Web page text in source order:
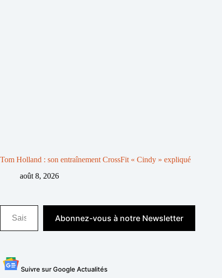
Tom Holland : son entraînement CrossFit « Cindy » expliqué
août 8, 2026
Saisissez votre adresse e-mail…
Abonnez-vous à notre Newsletter
Suivre sur Google Actualités